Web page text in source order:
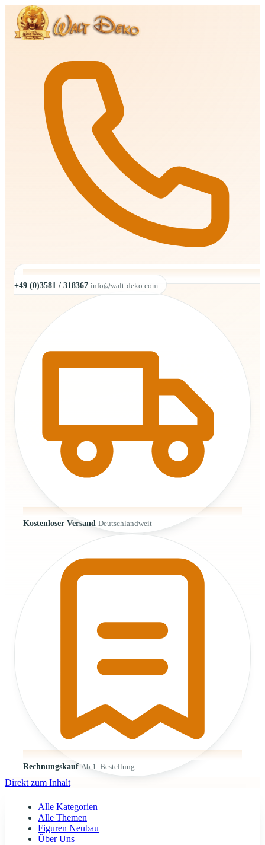
+49 (0)3581 / 318367 info@walt-deko.com
Kostenloser Versand Deutschlandweit
Rechnungskauf Ab 1. Bestellung
Direkt zum Inhalt
Alle Kategorien
Alle Themen
Figuren Neubau
Über Uns